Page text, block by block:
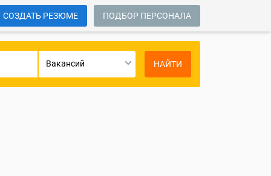
СОЗДАТЬ РЕЗЮМЕ ПОДБОР ПЕРСОНАЛА
Вакансий НАЙТИ